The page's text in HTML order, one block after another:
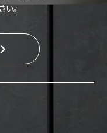
い。